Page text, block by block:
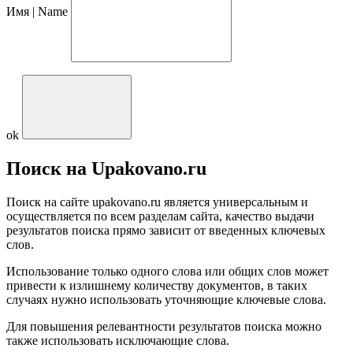
Имя | Name
ok
Поиск на Upakovano.ru
Поиск на сайте upakovano.ru является универсальным и
осуществляется по всем разделам сайта, качество выдачи
результатов поиска прямо зависит от введенных ключевых
слов.
Использование только одного слова или общих слов может
привести к излишнему количеству документов, в таких
случаях нужно использовать уточняющие ключевые слова.
Для повышения релевантности результатов поиска можно
также использовать исключающие слова.